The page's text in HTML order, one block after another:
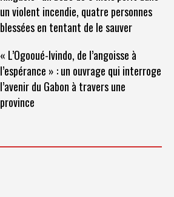
un violent incendie, quatre personnes
blessées en tentant de le sauver
« L’Ogooué-Ivindo, de l’angoisse à
l’espérance » : un ouvrage qui interroge
l’avenir du Gabon à travers une
province